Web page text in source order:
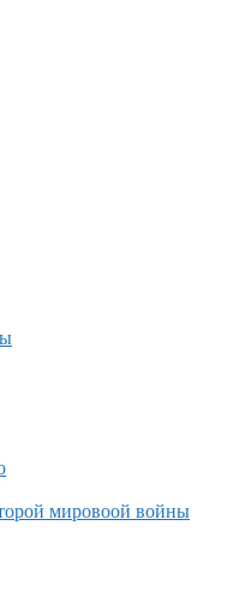
мировоой войны